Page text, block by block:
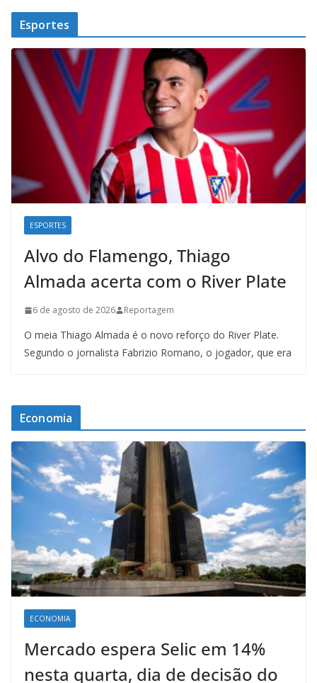
Esportes
ESPORTES
Alvo do Flamengo, Thiago
Almada acerta com o River Plate
6 de agosto de 2026 Reportagem
O meia Thiago Almada é o novo reforço do River Plate.
Segundo o jornalista Fabrizio Romano, o jogador, que era
Economia
ECONOMIA
Mercado espera Selic em 14%
nesta quarta, dia de decisão do